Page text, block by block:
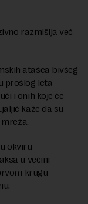
razmišlja već
atašea bivšeg
prošlog leta
i onih koje će
kaže da su
okviru
u većini
krugu